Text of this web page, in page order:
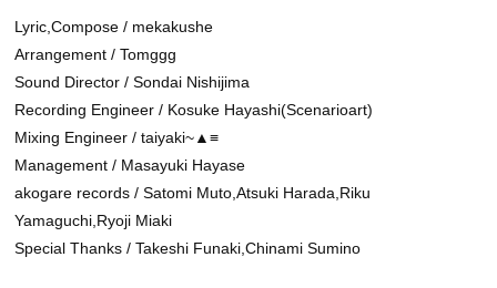
Lyric,Compose / mekakushe
Arrangement / Tomggg
Sound Director / Sondai Nishijima
Recording Engineer / Kosuke Hayashi(Scenarioart)
Mixing Engineer / taiyaki~▲≡
Management / Masayuki Hayase
akogare records / Satomi Muto,Atsuki Harada,Riku
Yamaguchi,Ryoji Miaki
Special Thanks / Takeshi Funaki,Chinami Sumino